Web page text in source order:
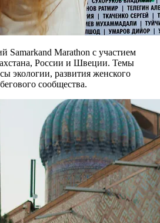
Samarkand Marathon с участием
России и Швеции. Темы
экологии, развития женского
сообщества.